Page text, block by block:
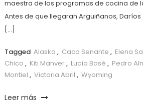
maestra de los programas de cocina de
Antes de que llegaran Arguiñanos,
[…]
Tagged Alaska , Caco Senante , Elena
Chico , Kiti Manver, Lucía Bosé , Pedro
Montiel , Victoria Abril , Wyoming
Leer más